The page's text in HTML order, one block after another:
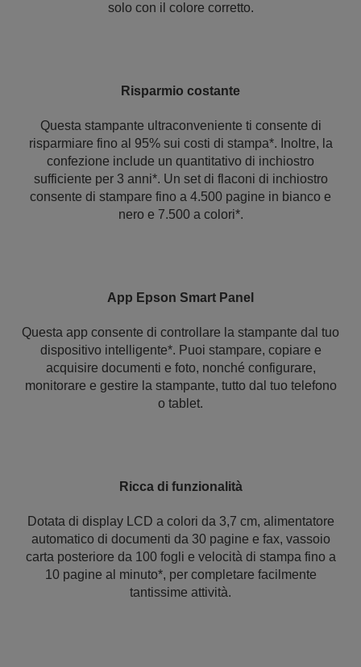
solo con il colore corretto.
Risparmio costante
Questa stampante ultraconveniente ti consente di
risparmiare fino al 95% sui costi di stampa*. Inoltre, la
confezione include un quantitativo di inchiostro
sufficiente per 3 anni*. Un set di flaconi di inchiostro
consente di stampare fino a 4.500 pagine in bianco e
nero e 7.500 a colori*.
App Epson Smart Panel
Questa app consente di controllare la stampante dal tuo
dispositivo intelligente*. Puoi stampare, copiare e
acquisire documenti e foto, nonché configurare,
monitorare e gestire la stampante, tutto dal tuo telefono
o tablet.
Ricca di funzionalità
Dotata di display LCD a colori da 3,7 cm, alimentatore
automatico di documenti da 30 pagine e fax, vassoio
carta posteriore da 100 fogli e velocità di stampa fino a
10 pagine al minuto*, per completare facilmente
tantissime attività.